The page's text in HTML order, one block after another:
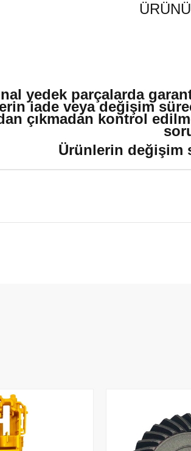
yedek parçalarda
iade veya değişim
çıkmadan kontrol
Ürünlerin değişim